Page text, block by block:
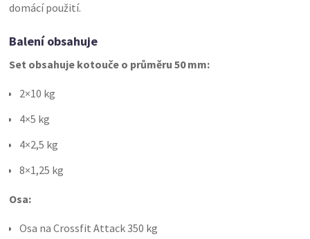
domácí použití.
Balení obsahuje
Set obsahuje kotouče o průměru 50 mm:
2×10 kg
4×5 kg
4×2,5 kg
8×1,25 kg
Osa:
Osa na Crossfit Attack 350 kg